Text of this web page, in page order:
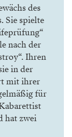
des
Sie spielte
nach der
Ihren
in der
mit ihrer
für
hat zwei